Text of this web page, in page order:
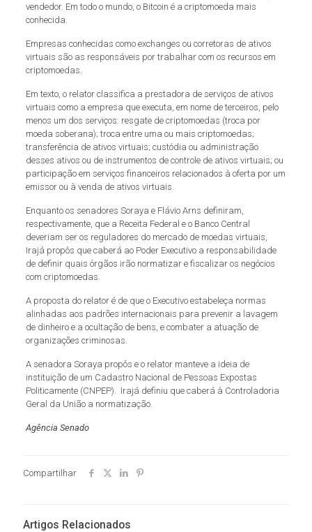
vendedor. Em todo o mundo, o Bitcoin é a criptomoeda mais
conhecida.
Empresas conhecidas como exchanges ou corretoras de ativos
virtuais são as responsáveis por trabalhar com os recursos em
criptomoedas.
Em texto, o relator classifica a prestadora de serviços de ativos
virtuais como a empresa que executa, em nome de terceiros, pelo
menos um dos serviços: resgate de criptomoedas (troca por
moeda soberana); troca entre uma ou mais criptomoedas;
transferência de ativos virtuais; custódia ou administração
desses ativos ou de instrumentos de controle de ativos virtuais; ou
participação em serviços financeiros relacionados à oferta por um
emissor ou à venda de ativos virtuais.
Enquanto os senadores Soraya e Flávio Arns definiram,
respectivamente, que a Receita Federal e o Banco Central
deveriam ser os reguladores do mercado de moedas virtuais,
Irajá propôs que caberá ao Poder Executivo a responsabilidade
de definir quais órgãos irão normatizar e fiscalizar os negócios
com criptomoedas.
A proposta do relator é de que o Executivo estabeleça normas
alinhadas aos padrões internacionais para prevenir a lavagem
de dinheiro e a ocultação de bens, e combater a atuação de
organizações criminosas.
A senadora Soraya propôs e o relator manteve a ideia de
instituição de um Cadastro Nacional de Pessoas Expostas
Politicamente (CNPEP). Irajá definiu que caberá à Controladoria
Geral da União a normatização.
Agência Senado
Compartilhar
Artigos Relacionados